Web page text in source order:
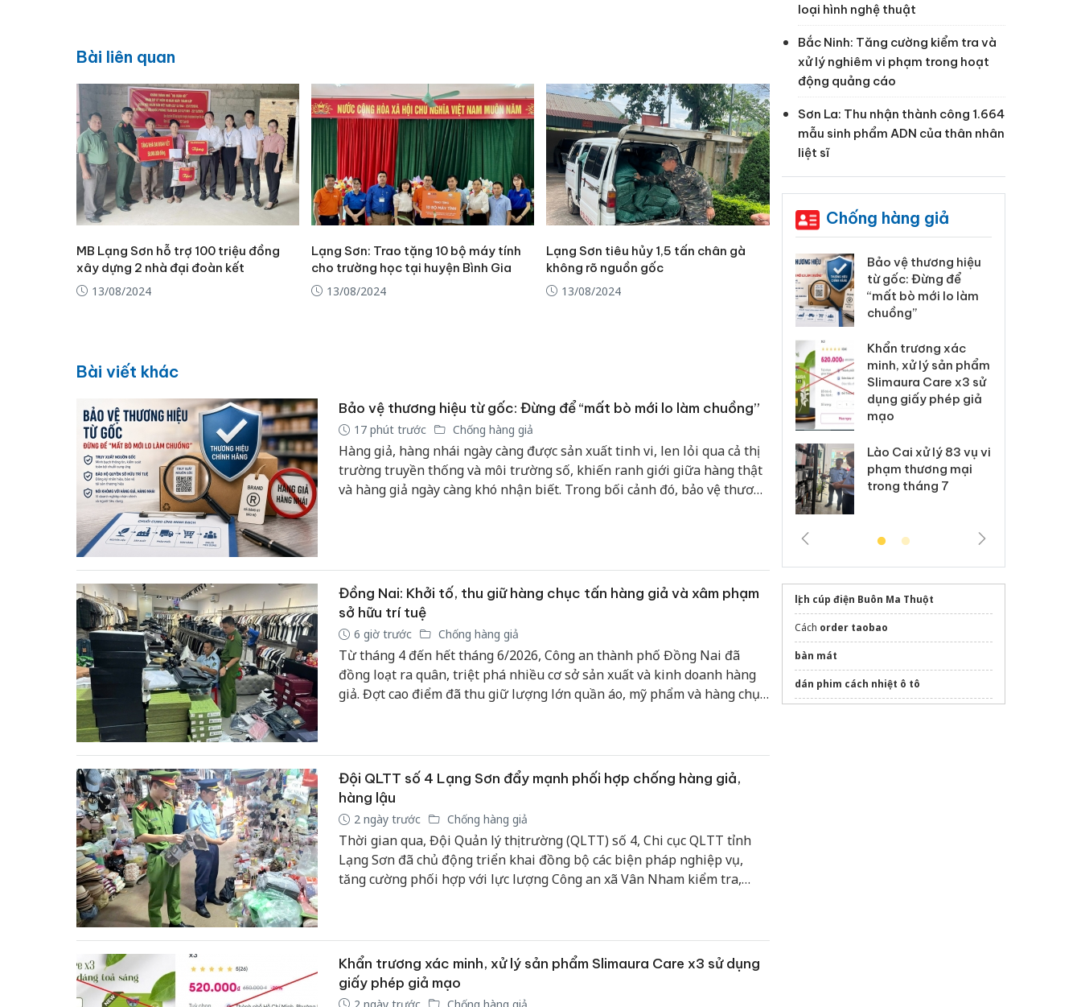
Bài liên quan
MB Lạng Sơn hỗ trợ 100 triệu đồng
xây dựng 2 nhà đại đoàn kết
13/08/2024
Lạng Sơn: Trao tặng 10 bộ máy tính
cho trường học tại huyện Bình Gia
13/08/2024
Lạng Sơn tiêu hủy 1,5 tấn chân gà
không rõ nguồn gốc
13/08/2024
Bài viết khác
Bảo vệ thương hiệu từ gốc: Đừng để “mất bò mới lo làm chuồng”
17 phút trước Chống hàng giả
Hàng giả, hàng nhái ngày càng được sản xuất tinh vi, len lỏi qua cả thị
trường truyền thống và môi trường số, khiến ranh giới giữa hàng thật
và hàng giả ngày càng khó nhận biết. Trong bối cảnh đó, bảo vệ thương
chuỗi cung ứng.
Đồng Nai: Khởi tố, thu giữ hàng chục tấn hàng giả và xâm phạm
sở hữu trí tuệ
6 giờ trước Chống hàng giả
Từ tháng 4 đến hết tháng 6/2026, Công an thành phố Đồng Nai đã
đồng loạt ra quân, triệt phá nhiều cơ sở sản xuất và kinh doanh hàng
giả. Đợt cao điểm đã thu giữ lượng lớn quần áo, mỹ phẩm và hàng chục
Đội QLTT số 4 Lạng Sơn đẩy mạnh phối hợp chống hàng giả,
hàng lậu
2 ngày trước Chống hàng giả
Thời gian qua, Đội Quản lý thị trường (QLTT) số 4, Chi cục QLTT tỉnh
Lạng Sơn đã chủ động triển khai đồng bộ các biện pháp nghiệp vụ,
tăng cường phối hợp với lực lượng Công an xã Vân Nham kiểm tra,
Khẩn trương xác minh, xử lý sản phẩm Slimaura Care x3 sử dụng
giấy phép giả mạo
loại hình nghệ thuật
Bắc Ninh: Tăng cường kiểm tra và
xử lý nghiêm vi phạm trong hoạt
động quảng cáo
Sơn La: Thu nhận thành công 1.664
mẫu sinh phẩm ADN của thân nhân
liệt sĩ
Chống hàng giả
Hưng Yên: Xử lý 6 hộ
bảo vệ môi trường
kinh doanh
Công an Thanh Hóa
tìm bị hại trong vụ
án sản xuất, buôn
Bảo vệ thương hiệu
từ gốc: Đừng để
“mất bò mới lo làm
chuồng”
Khẩn trương xác
minh, xử lý sản phẩm
Slimaura Care x3 sử
dụng giấy phép giả
mạo
Lào Cai xử lý 83 vụ vi
phạm thương mại
trong tháng 7
lịch cúp điện Buôn Ma Thuột
Cách order taobao
bàn mát
dán phim cách nhiệt ô tô